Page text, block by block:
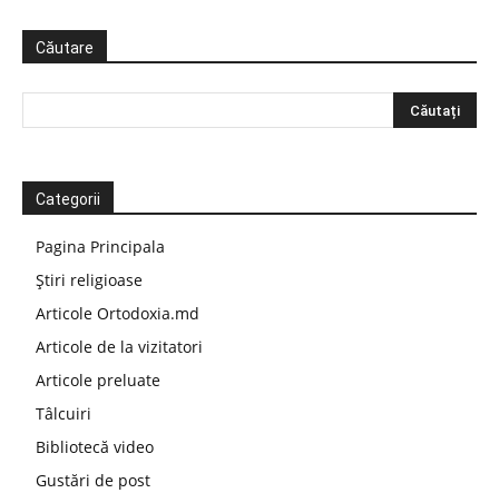
Căutare
Categorii
Pagina Principala
Știri religioase
Articole Ortodoxia.md
Articole de la vizitatori
Articole preluate
Tâlcuiri
Bibliotecă video
Gustări de post